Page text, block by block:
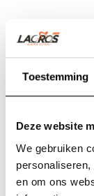
Toestemming
Deze website
We gebruiken
en om ons
Nieuwe